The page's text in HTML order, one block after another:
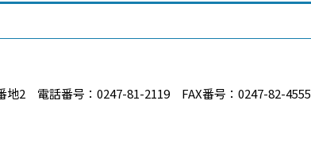
地2 電話番号：0247-81-2119 FAX番号：0247-82-4555